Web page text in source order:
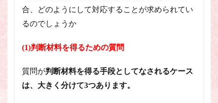
合、どのようにして対応することが求められてい
るのでしょうか
(1)判断材料を得るための質問
質問が判断材料を得る手段としてなされるケース
は、大きく分けて3つあります。